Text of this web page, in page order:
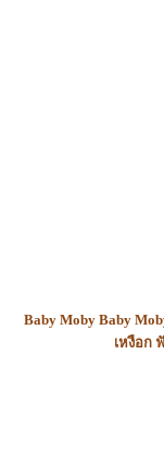
Baby Moby Baby
เหงือก